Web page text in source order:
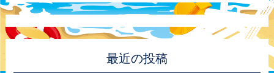
最近の投稿